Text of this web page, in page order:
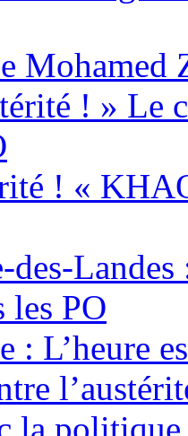
Mohamed
! » Le
! «
des-
les PO
: L’heure
la politique